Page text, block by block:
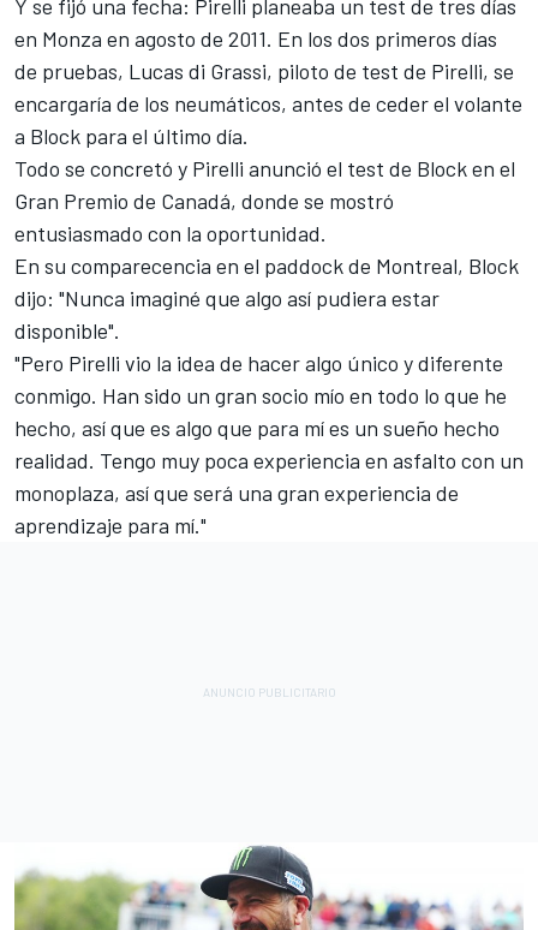
Y se fijó una fecha: Pirelli planeaba un test de tres días
en Monza en agosto de 2011. En los dos primeros días
de pruebas, Lucas di Grassi, piloto de test de Pirelli, se
encargaría de los neumáticos, antes de ceder el volante
a Block para el último día.
Todo se concretó y Pirelli anunció el test de Block en el
Gran Premio de Canadá, donde se mostró
entusiasmado con la oportunidad.
En su comparecencia en el paddock de Montreal, Block
dijo: "Nunca imaginé que algo así pudiera estar
disponible".
"Pero Pirelli vio la idea de hacer algo único y diferente
conmigo. Han sido un gran socio mío en todo lo que he
hecho, así que es algo que para mí es un sueño hecho
realidad. Tengo muy poca experiencia en asfalto con un
monoplaza, así que será una gran experiencia de
aprendizaje para mí."